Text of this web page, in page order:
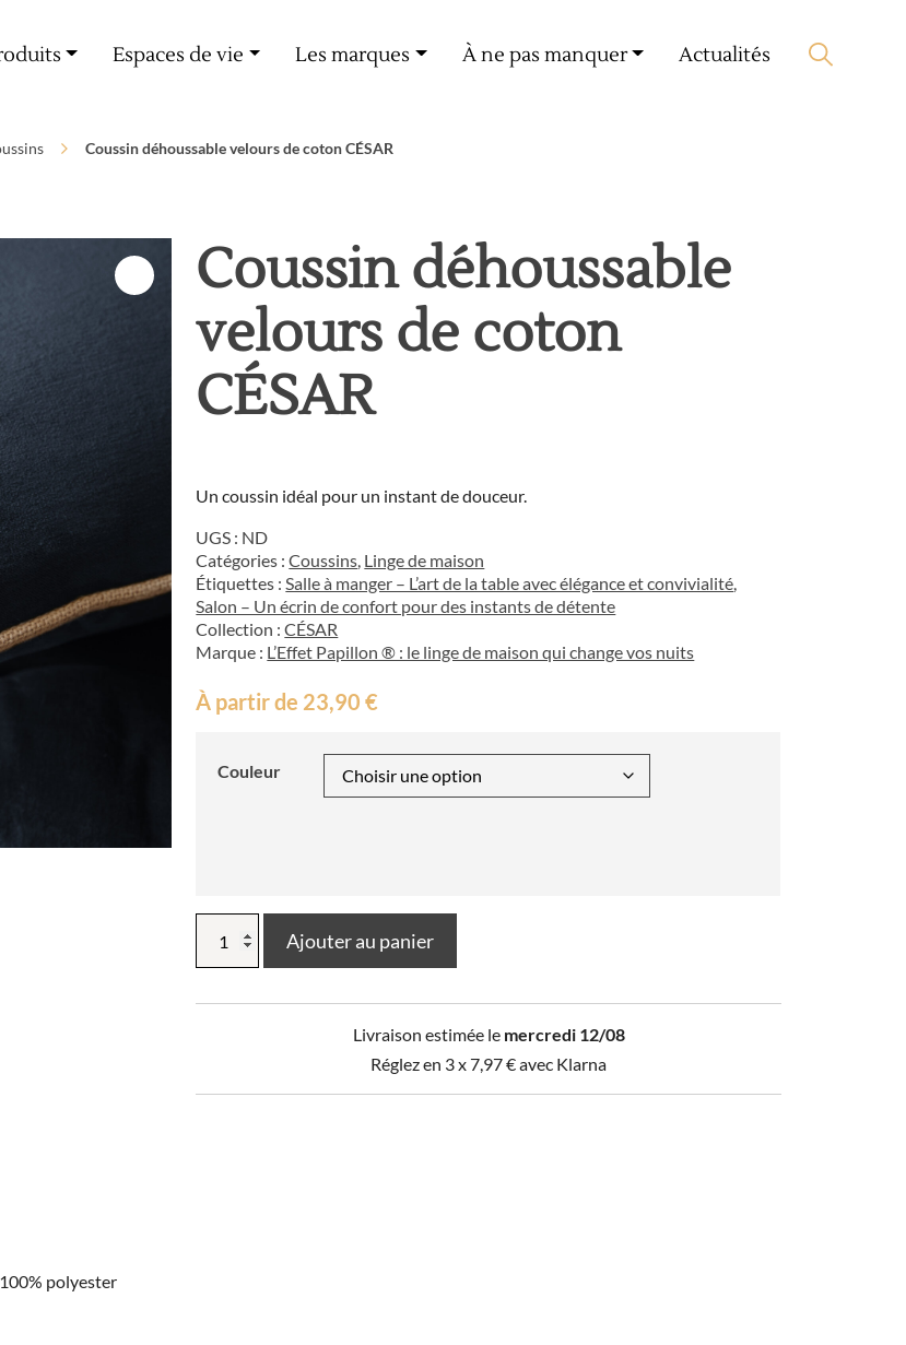
Espaces de vie Les marques À ne pas manquer Actualités
Coussin déhoussable velours de coton CÉSAR
Coussin déhoussable
velours de coton
CÉSAR
Un coussin idéal pour un instant de douceur.
UGS : ND
Catégories :Coussins, Linge de maison
Étiquettes :Salle à manger – L’art de la table avec élégance et convivialité,
Salon – Un écrin de confort pour des instants de détente
Collection :CÉSAR
Marque : L’Effet Papillon ® : le linge de maison qui change vos nuits
À partir de 23,90€
Couleur
Coussin
Ajouter au panier
Livraison estimée le mercredi 12/08
Réglez en 3 x7,97€avec Klarna
polyester